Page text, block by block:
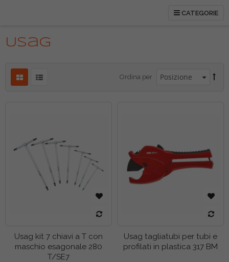
CATEGORIE
Usag
Ordina per
Usag kit 7 chiavi a T con
maschio esagonale 280
T/SE7
Usag tagliatubi per tubi e
profilati in plastica 317 BM